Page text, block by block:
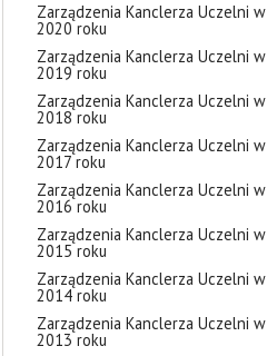
Zarządzenia Kanclerza Uczelni w
2020 roku
Zarządzenia Kanclerza Uczelni w
2019 roku
Zarządzenia Kanclerza Uczelni w
2018 roku
Zarządzenia Kanclerza Uczelni w
2017 roku
Zarządzenia Kanclerza Uczelni w
2016 roku
Zarządzenia Kanclerza Uczelni w
2015 roku
Zarządzenia Kanclerza Uczelni w
2014 roku
Zarządzenia Kanclerza Uczelni w
2013 roku